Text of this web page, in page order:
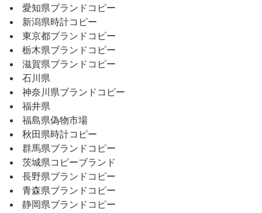
愛知県ブランドコピー
新潟県時計コピー
東京都ブランドコピー
栃木県ブランドコピー
滋賀県ブランドコピー
石川県
神奈川県ブランドコピー
福井県
福島県偽物市場
秋田県時計コピー
群馬県ブランドコピー
茨城県コピーブランド
長野県ブランドコピー
青森県ブランドコピー
静岡県ブランドコピー